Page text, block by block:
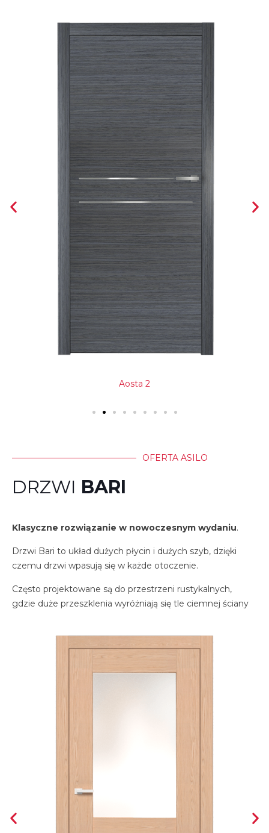
Aosta 2
OFERTA ASILO
DRZWI BARI
Klasyczne rozwiązanie w nowoczesnym wydaniu.
Drzwi Bari to układ dużych płycin i dużych szyb, dzięki
czemu drzwi wpasują się w każde otoczenie.
Często projektowane są do przestrzeni rustykalnych,
gdzie duże przeszklenia wyróżniają się tle ciemnej ściany